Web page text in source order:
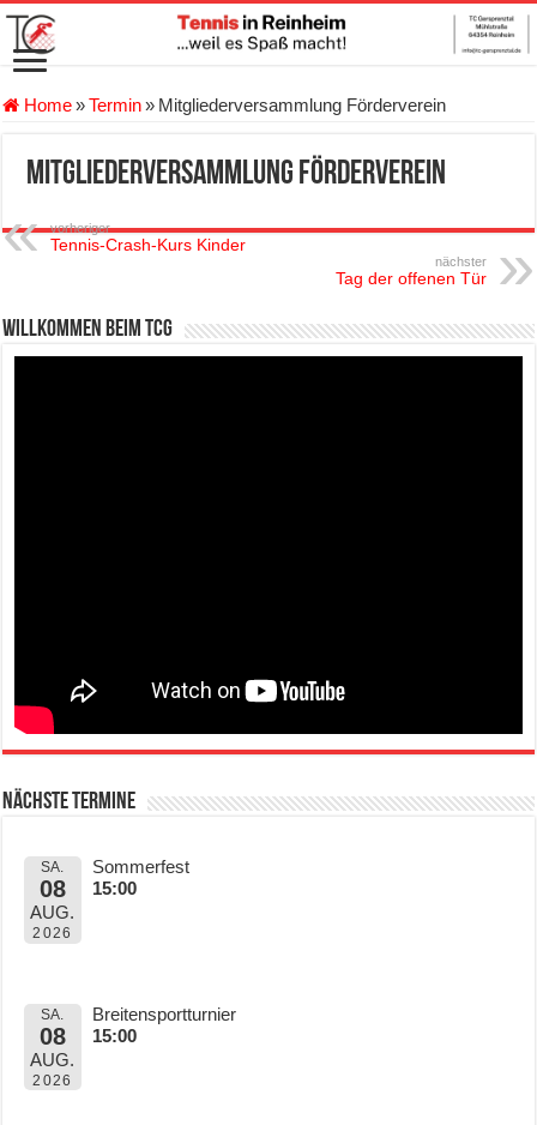
Home»Termin» Mitgliederversammlung Förderverein
Mitgliederversammlung Förderverein
vorheriger
Tennis-Crash-Kurs Kinder
nächster
Tag der offenen Tür
Willkommen beim TCG
Nächste Termine
SA.
08
AUG.
2026
Sommerfest
15:00
SA.
08
AUG.
2026
Breitensportturnier
15:00